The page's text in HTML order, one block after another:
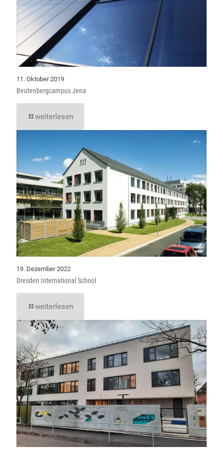
11. Oktober 2019
Beutenbergcampus Jena
weiterlesen
19. Dezember 2022
Dresden International School
weiterlesen